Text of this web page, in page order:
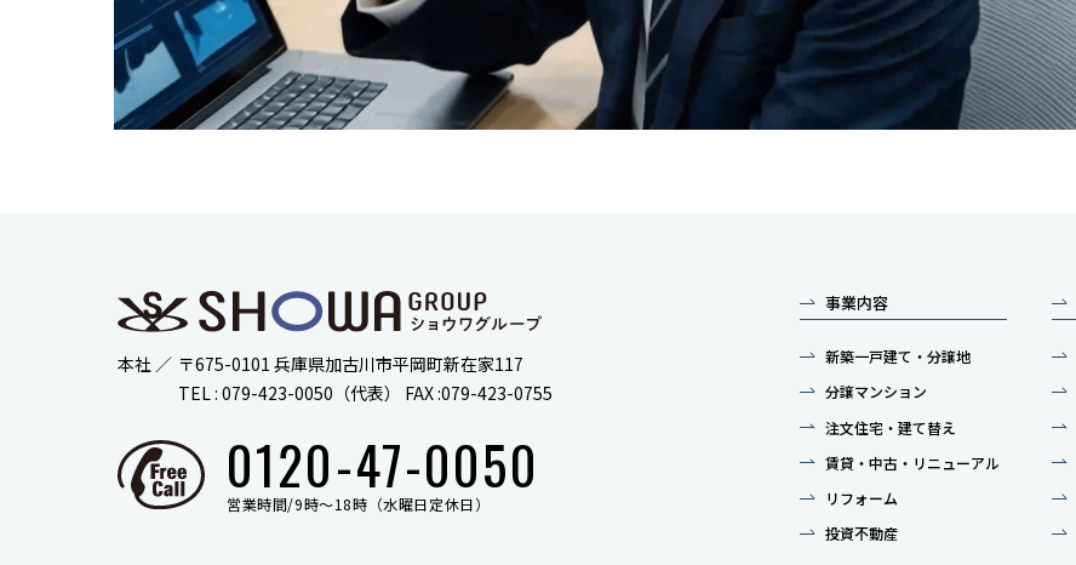
本社 ／ 〒675-0101 兵庫県加古川市平岡町新在家117
TEL : 079-423-0050（代表） FAX :079-423-0755
0120-47-0050
営業時間/9時〜18時（水曜日定休日）
事業内容
新築一戸建て・分譲地
分譲マンション
注文住宅・建て替え
賃貸・中古・リニューアル
リフォーム
投資不動産